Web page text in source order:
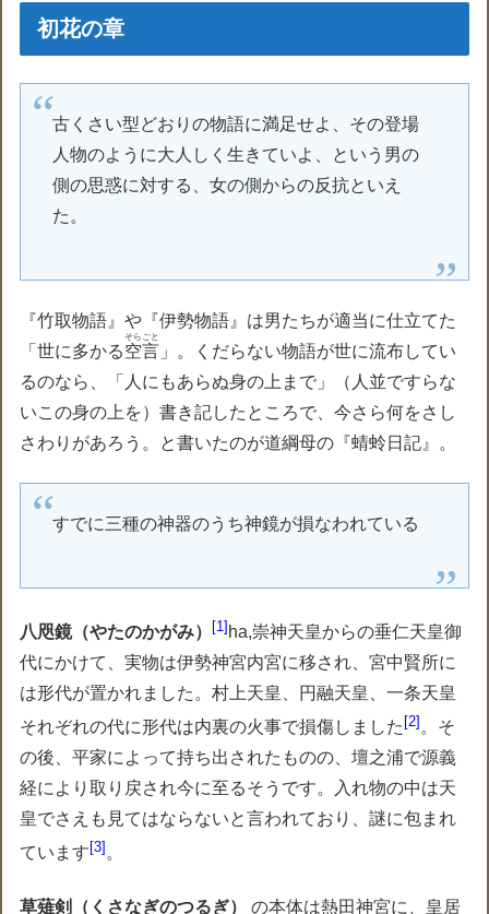
初花の章
古くさい型どおりの物語に満足せよ、その登場
人物のように大人しく生きていよ、という男の
側の思惑に対する、女の側からの反抗といえ
た。
『竹取物語』や『伊勢物語』は男たちが適当に仕立てた
「世に多かる空言
そらごと
」。くだらない物語が世に流布してい
るのなら、「人にもあらぬ身の上まで」（人並ですらな
いこの身の上を）書き記したところで、今さら何をさし
さわりがあろう。と書いたのが道綱母の『蜻蛉日記』。
すでに三種の神器のうち神鏡が損なわれている
八咫鏡（やたのかがみ） 1 ha,崇神天皇からの垂仁天皇御
代にかけて、実物は伊勢神宮内宮に移され、宮中賢所に
は形代が置かれました。村上天皇、円融天皇、一条天皇
それぞれの代に形代は内裏の火事で損傷しました 2 。そ
の後、平家によって持ち出されたものの、壇之浦で源義
経により取り戻され今に至るそうです。入れ物の中は天
皇でさえも見てはならないと言われており、謎に包まれ
ています 3 。
草薙剣（くさなぎのつるぎ） の本体は熱田神宮に、皇居